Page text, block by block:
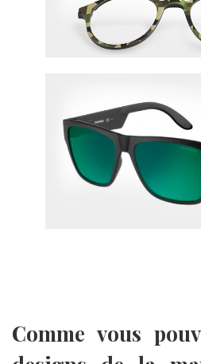
Comme vous